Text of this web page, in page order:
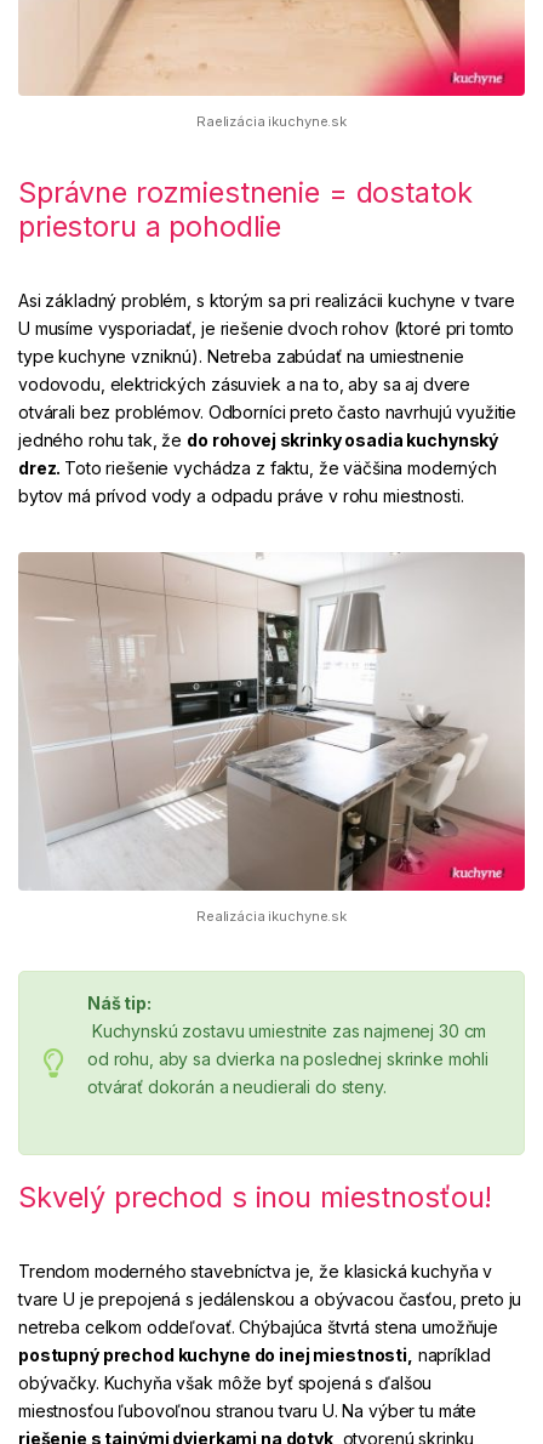
Raelizácia ikuchyne.sk
Správne rozmiestnenie = dostatok
priestoru a pohodlie
Asi základný problém, s ktorým sa pri realizácii kuchyne v tvare
U musíme vysporiadať, je riešenie dvoch rohov (ktoré pri tomto
type kuchyne vzniknú). Netreba zabúdať na umiestnenie
vodovodu, elektrických zásuviek a na to, aby sa aj dvere
otvárali bez problémov. Odborníci preto často navrhujú využitie
jedného rohu tak, že do rohovej skrinky osadia kuchynský
drez. Toto riešenie vychádza z faktu, že väčšina moderných
bytov má prívod vody a odpadu práve v rohu miestnosti.
Realizácia ikuchyne.sk
Náš tip:
Kuchynskú zostavu umiestnite zas najmenej 30 cm
od rohu, aby sa dvierka na poslednej skrinke mohli
otvárať dokorán a neudierali do steny.
Skvelý prechod s inou miestnosťou!
Trendom moderného stavebníctva je, že klasická kuchyňa v
tvare U je prepojená s jedálenskou a obývacou časťou, preto ju
netreba celkom oddeľovať. Chýbajúca štvrtá stena umožňuje
postupný prechod kuchyne do inej miestnosti, napríklad
obývačky. Kuchyňa však môže byť spojená s ďalšou
miestnosťou ľubovoľnou stranou tvaru U. Na výber tu máte
riešenie s tajnými dvierkami na dotyk, otvorenú skrinku